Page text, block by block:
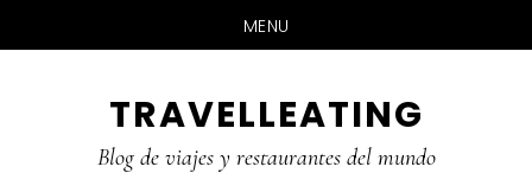
MENU
TRAVELLEATING
Blog de viajes y restaurantes del mundo